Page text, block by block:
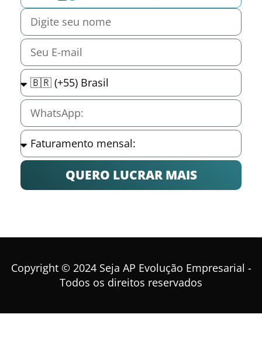
QUERO LUCRAR MAIS
Copyright © 2024 Seja AP Evolução Empresarial -
Todos os direitos reservados